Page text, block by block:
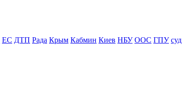
ЕС ДТП Рада Крым Кабмин Киев НБУ ООС ГПУ суд